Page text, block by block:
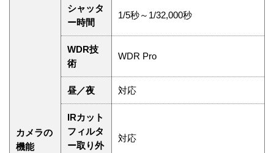
カメラの
機能
シャッタ
ー時間
1/5秒～1/32,000秒
WDR技
術
WDR Pro
昼／夜 対応
IRカット
フィルタ
ー取り外
対応